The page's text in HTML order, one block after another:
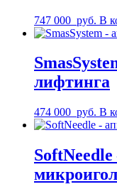
747 000 руб. В
лифтинга
474 000 руб. В